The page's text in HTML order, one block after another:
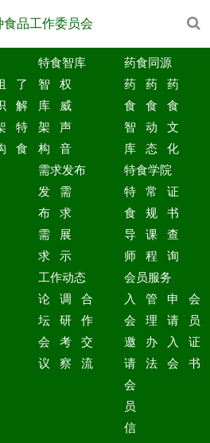
了
解
特
食
特食智库
智
库
架
构
权
威
声
音
药食同源
药
食
智
库
药
食
动
态
药
食
文
化
需求发布
发
布
需
求
需
求
展
示
特食学院
特
食
导
师
常
规
课
程
证
书
查
询
工作动态
论
坛
会
议
调
研
考
察
合
作
交
流
会员服务
入
会
邀
请
管
理
办
法
申
请
入
会
会
员
证
书
会
员
信